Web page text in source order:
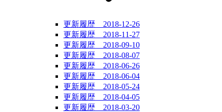
更新履歴 2018-12-26
更新履歴 2018-11-27
更新履歴 2018-09-10
更新履歴 2018-08-07
更新履歴 2018-06-26
更新履歴 2018-06-04
更新履歴 2018-05-24
更新履歴 2018-04-05
更新履歴 2018-03-20